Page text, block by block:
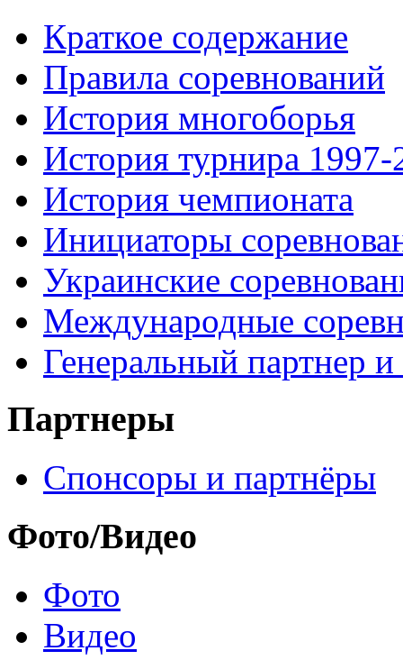
Краткое содержание
Правила соревнований
История многоборья
История турнира 1997-
История чемпионата
Инициаторы
Украинские
Международные
Генеральный партнер
Партнеры
Спонсоры и партнёры
Фото/Видео
Фото
Видео